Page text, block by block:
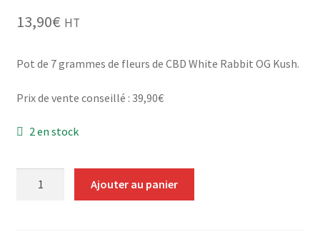
Chichas
Grinders
Plateau pour rouler
Vape
13,90€ HT
Pot de 7 grammes de fleurs de CBD White Rabbit OG Kush.
Prix de vente conseillé : 39,90€
2 en stock
Ajouter au panier